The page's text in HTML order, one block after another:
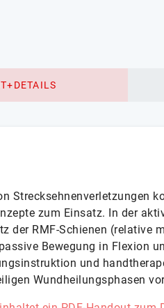
Strecksehnenverletzungen
zum Einsatz. In der
der RMF-Schienen (relative
Bewegung in Flexion
und